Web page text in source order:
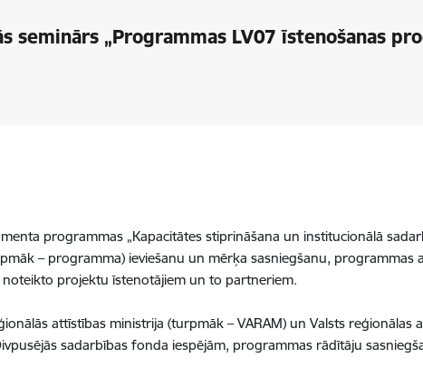
seminārs „Programmas LV07 īstenošanas
programmas „Kapacitātes stiprināšana un institucionālā
– programma) ieviešanu un mērķa sasniegšanu, programmas
projektu īstenotājiem un to partneriem.
attīstības ministrija (turpmāk – VARAM) un Valsts reģionālas
sadarbības fonda iespējām, programmas rādītāju